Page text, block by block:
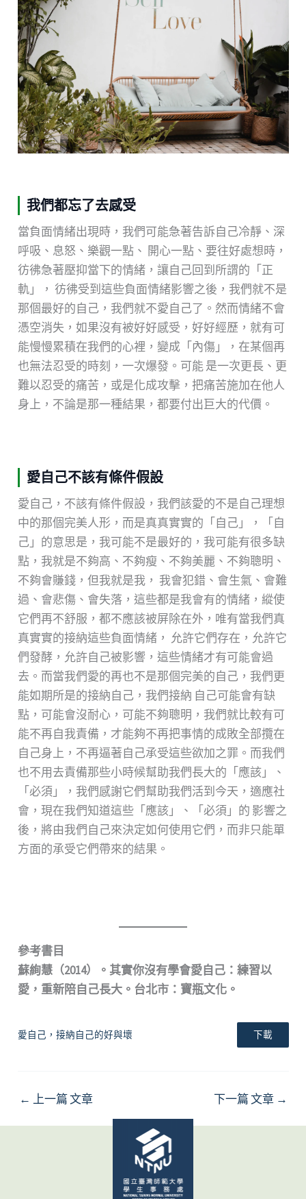
我們都忘了去感受
當負面情緒出現時，我們可能急著告訴自己冷靜、深
呼吸、息怒、樂觀一點、 開心一點、要往好處想時，
彷彿急著壓抑當下的情緒，讓自己回到所謂的「正
軌」， 彷彿受到這些負面情緒影響之後，我們就不是
那個最好的自己，我們就不愛自己了。然而情緒不會
憑空消失，如果沒有被好好感受，好好經歷，就有可
能慢慢累積在我們的心裡，變成「內傷」，在某個再
也無法忍受的時刻，一次爆發。可能 是一次更長、更
難以忍受的痛苦，或是化成攻擊，把痛苦施加在他人
身上，不論是那一種結果，都要付出巨大的代價。
愛自己不該有條件假設
愛自己，不該有條件假設，我們該愛的不是自己理想
中的那個完美人形，而是真真實實的「自己」，「自
己」的意思是，我可能不是最好的，我可能有很多缺
點，我就是不夠高、不夠瘦、不夠美麗、不夠聰明、
不夠會賺錢，但我就是我， 我會犯錯、會生氣、會難
過、會悲傷、會失落，這些都是我會有的情緒，縱使
它們再不舒服，都不應該被屏除在外，唯有當我們真
真實實的接納這些負面情緒， 允許它們存在，允許它
們發酵，允許自己被影響，這些情緒才有可能會過
去。而當我們愛的再也不是那個完美的自己，我們更
能如期所是的接納自己，我們接納 自己可能會有缺
點，可能會沒耐心，可能不夠聰明，我們就比較有可
能不再自我責備，才能夠不再把事情的成敗全部攬在
自己身上，不再逼著自己承受這些欲加之罪。而我們
也不用去責備那些小時候幫助我們長大的「應該」、
「必須」，我們感謝它們幫助我們活到今天，適應社
會，現在我們知道這些「應該」、「必須」的 影響之
後，將由我們自己來決定如何使用它們，而非只能單
方面的承受它們帶來的結果。
參考書目
蘇絢慧（2014）。其實你沒有學會愛自己：練習以
愛，重新陪自己長大。台北市：寶瓶文化。
愛自己，接納自己的好與壞 下載
← 上一篇 文章 下一篇 文章 →